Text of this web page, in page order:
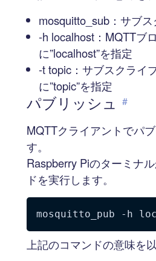
mosquitto_sub：サブ
-h localhost：MQTTブ
に”localhost”を指定
-t topic：サブスクライ
に”topic”を指定
パブリッシュ #
MQTTクライアントでパ
す。
Raspberry Piのターミナ
ドを実行します。
mosquitto_pub -h
上記のコマンドの意味を